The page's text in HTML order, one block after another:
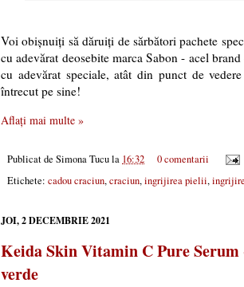
Voi obișnuiți să dăruiți de sărbători pachete
cu adevărat deosebite marca Sabon - acel
cu adevărat speciale, atât din punct de
întrecut pe sine!
Aflați mai multe »
Publicat de Simona Tucula 16:32
0 comentarii
Etichete: cadou craciun,craciun,ingrijirea pielii,
JOI, 2 DECEMBRIE 2021
Keida Skin Vitamin C Pure
verde